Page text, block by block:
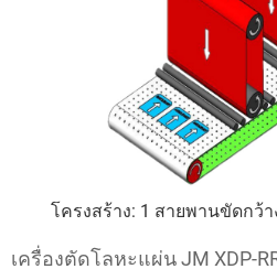
โครงสร้าง: 1 สายพานขัดกว้
เครื่องตัดโลหะแผ่น JM XDP-